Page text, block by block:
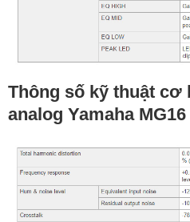
Thông số kỹ thuật cơ
analog Yamaha MG16